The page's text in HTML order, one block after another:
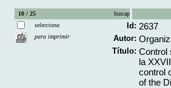
10 / 25
bincap
selecciona
para imprimir
Id: 2637
Autor:
Título: Control
la
control
of the